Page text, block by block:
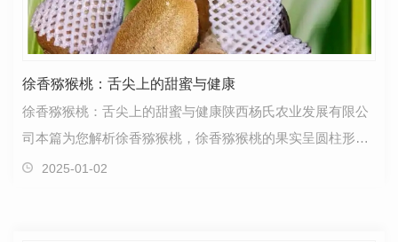
徐香猕猴桃：舌尖上的甜蜜与健康
徐香猕猴桃：舌尖上的甜蜜与健康陕西杨氏农业发展有限公
司本篇为您解析徐香猕猴桃，徐香猕猴桃的果实呈圆柱形，
果型整齐，单果重量一般在90-110克之间，.大可达13…
2025-01-02